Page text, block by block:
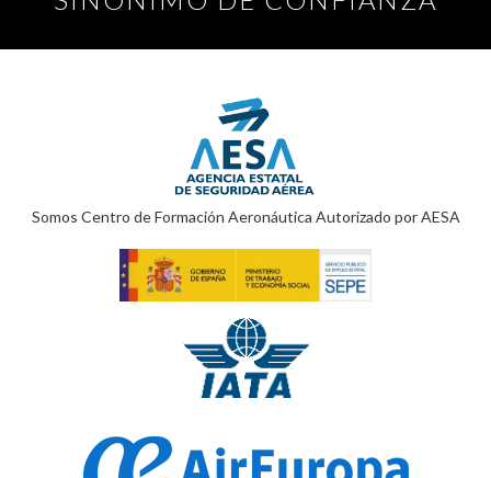
Somos Centro de Formación Aeronáutica Autorizado por AESA